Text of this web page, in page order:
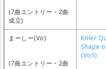
(7曲エントリー・2曲
成立)
まーしー(Vo)
(7曲エントリー・2曲
Killer
Shape
(Vo1)